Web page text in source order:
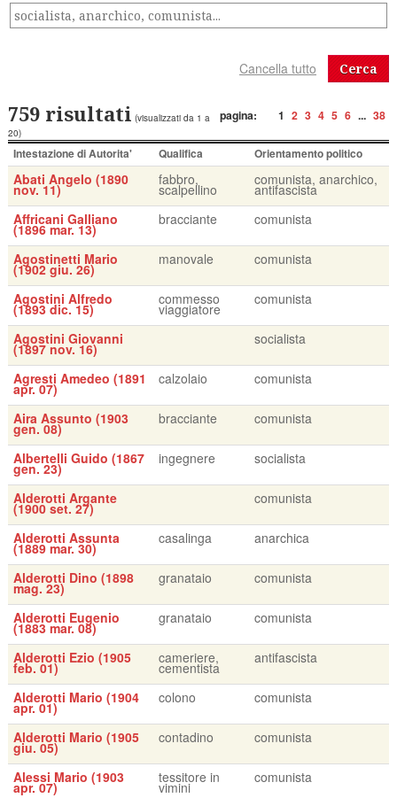
Cerca
pagina: 1 2 3 4 5 6 ... 38
759 risultati (visualizzati da 1 a
20)
Intestazione di Autorita' Qualifica Orientamento politico
Abati Angelo (1890
nov. 11)
fabbro,
scalpellino
comunista, anarchico,
antifascista
Affricani Galliano
(1896 mar. 13)
bracciante comunista
Agostinetti Mario
(1902 giu. 26)
manovale comunista
Agostini Alfredo
(1893 dic. 15)
commesso
viaggiatore
comunista
Agostini Giovanni
(1897 nov. 16)
socialista
Agresti Amedeo (1891
apr. 07)
calzolaio comunista
Aira Assunto (1903
gen. 08)
bracciante comunista
Albertelli Guido (1867
gen. 23)
ingegnere socialista
Alderotti Argante
(1900 set. 27)
comunista
Alderotti Assunta
(1889 mar. 30)
casalinga anarchica
Alderotti Dino (1898
mag. 23)
granataio comunista
Alderotti Eugenio
(1883 mar. 08)
granataio comunista
Alderotti Ezio (1905
feb. 01)
cameriere,
cementista
antifascista
Alderotti Mario (1904
apr. 01)
colono comunista
Alderotti Mario (1905
giu. 05)
contadino comunista
Alessi Mario (1903
apr. 07)
tessitore in
vimini
comunista